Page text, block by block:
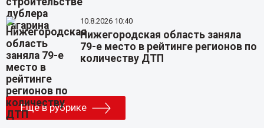
10.8.2026 10:40
Нижегородская область заняла
79-е место в рейтинге регионов по
количеству ДТП
Еще в рубрике